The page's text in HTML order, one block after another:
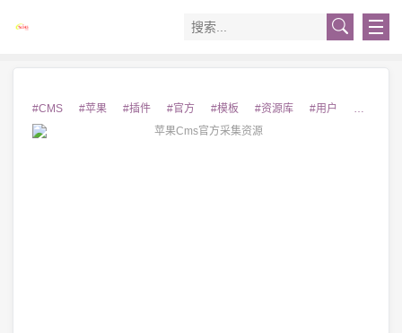
#CMS #苹果 #插件 #官方 #模板 #资源库 #用户 #教程